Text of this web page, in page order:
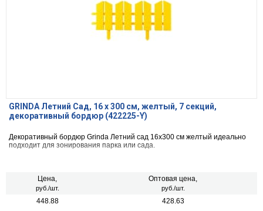
GRINDA Летний Сад, 16 x 300 см, желтый, 7 секций,
декоративный бордюр (422225-Y)
Декоративный бордюр Grinda Летний сад 16x300 см желтый идеально
подходит для зонирования парка или сада.
Цена,
руб./шт.
Оптовая цена,
руб./шт.
448.88 428.63